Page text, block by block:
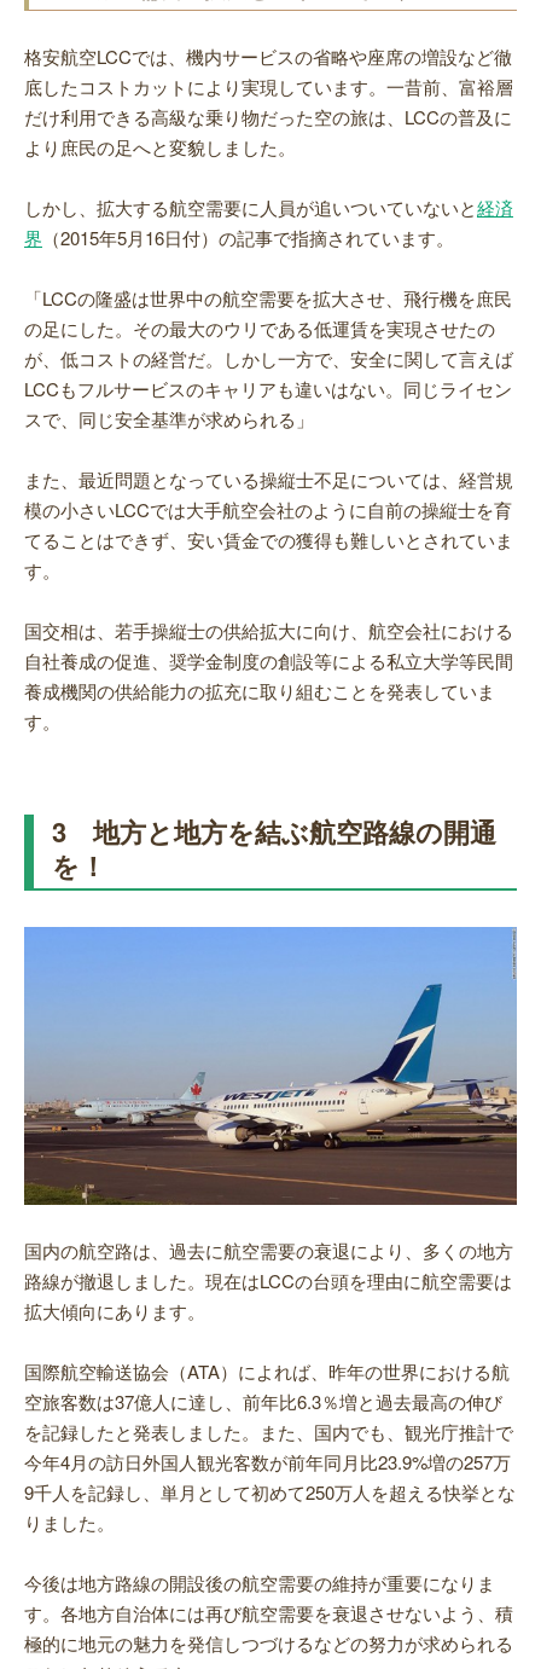
格安航空LCCでは、機内サービスの省略や座席の増設など徹
底したコストカットにより実現しています。一昔前、富裕層
だけ利用できる高級な乗り物だった空の旅は、LCCの普及に
より庶民の足へと変貌しました。
しかし、拡大する航空需要に人員が追いついていないと経済
界 （2015年5月16日付）の記事で指摘されています。
「LCCの隆盛は世界中の航空需要を拡大させ、飛行機を庶民
の足にした。その最大のウリである低運賃を実現させたの
が、低コストの経営だ。しかし一方で、安全に関して言えば
LCCもフルサービスのキャリアも違いはない。同じライセン
スで、同じ安全基準が求められる」
また、最近問題となっている操縦士不足については、経営規
模の小さいLCCでは大手航空会社のように自前の操縦士を育
てることはできず、安い賃金での獲得も難しいとされていま
す。
国交相は、若手操縦士の供給拡大に向け、航空会社における
自社養成の促進、奨学金制度の創設等による私立大学等民間
養成機関の供給能力の拡充に取り組むことを発表していま
す。
3 地方と地方を結ぶ航空路線の開通
を！
国内の航空路は、過去に航空需要の衰退により、多くの地方
路線が撤退しました。現在はLCCの台頭を理由に航空需要は
拡大傾向にあります。
国際航空輸送協会（ATA）によれば、昨年の世界における航
空旅客数は37億人に達し、前年比6.3％増と過去最高の伸び
を記録したと発表しました。また、国内でも、観光庁推計で
今年4月の訪日外国人観光客数が前年同月比23.9%増の257万
9千人を記録し、単月として初めて250万人を超える快挙とな
りました。
今後は地方路線の開設後の航空需要の維持が重要になりま
す。各地方自治体には再び航空需要を衰退させないよう、積
極的に地元の魅力を発信しつづけるなどの努力が求められる